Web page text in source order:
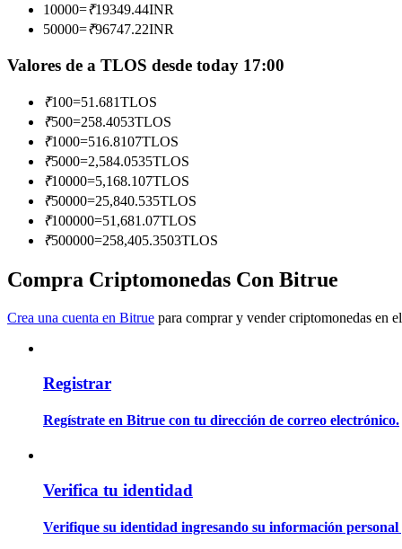
Conviértete en un Trader de Copia
Disfruta del reparto de beneficios y comisiones de copy trading
Información
Análisis de big data que incluye información comercial, etc.
10000=₹19349.44INR
50000=₹96747.22INR
Valores de a TLOS desde today 17:00
₹100=51.681TLOS
₹500=258.4053TLOS
₹1000=516.8107TLOS
₹5000=2,584.0535TLOS
₹10000=5,168.107TLOS
₹50000=25,840.535TLOS
₹100000=51,681.07TLOS
₹500000=258,405.3503TLOS
Compra Criptomonedas Con Bitrue
Crea una cuenta en Bitrue para comprar y vender criptomonedas en
Registrar
Regístrate en Bitrue con tu dirección de correo electrónico.
Verifica tu identidad
Verifique su identidad ingresando su información